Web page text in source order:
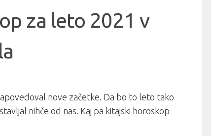
za leto 2021 v
nove začetke. Da bo to leto tako
nihče od nas. Kaj pa kitajski horoskop